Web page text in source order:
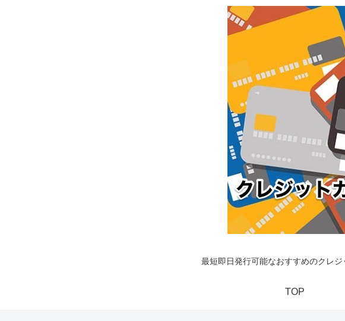
最短即日発行可能なおすすめのクレ
TOP